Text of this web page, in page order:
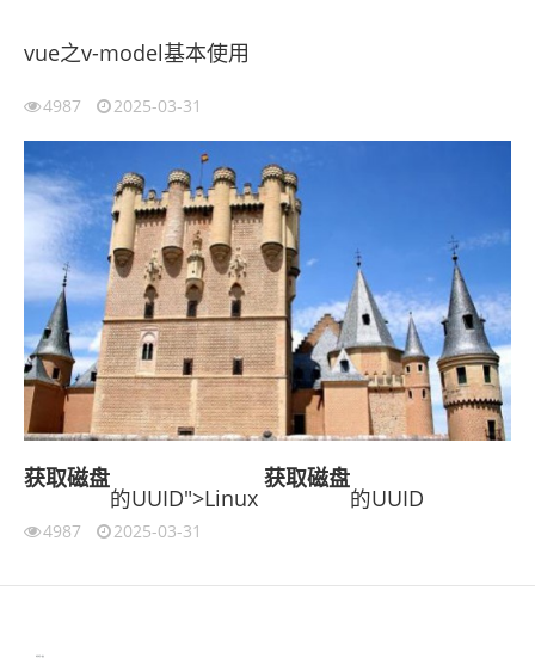
vue之v-model基本使用
4987 2025-03-31
获取磁盘
的UUID">Linux
获取磁盘
的UUID
4987 2025-03-31